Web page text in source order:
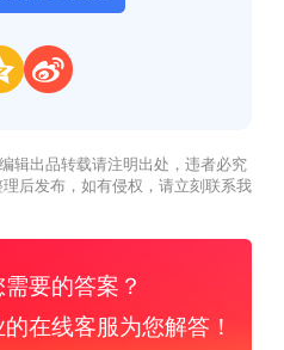
辑出品转载请注明出处，违者必究
后发布，如有侵权，请立刻联系我
要的答案？
在线客服为您解答！